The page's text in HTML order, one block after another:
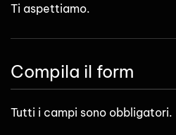
Ti aspettiamo.
Compila il form
Tutti i campi sono obbligatori.